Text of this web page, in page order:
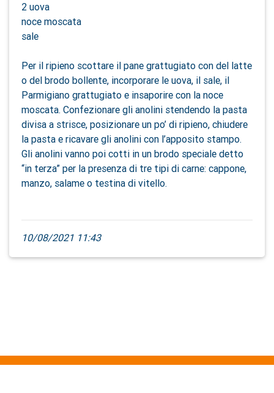
2 uova
noce moscata
sale
Per il ripieno scottare il pane grattugiato con del latte
o del brodo bollente, incorporare le uova, il sale, il
Parmigiano grattugiato e insaporire con la noce
moscata. Confezionare gli anolini stendendo la pasta
divisa a strisce, posizionare un po’ di ripieno, chiudere
la pasta e ricavare gli anolini con l’apposito stampo.
Gli anolini vanno poi cotti in un brodo speciale detto
“in terza” per la presenza di tre tipi di carne: cappone,
manzo, salame o testina di vitello.
10/08/2021 11:43